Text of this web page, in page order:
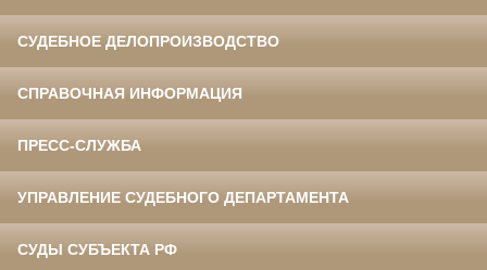
СУДЕБНОЕ ДЕЛОПРОИЗВОДСТВО
СПРАВОЧНАЯ ИНФОРМАЦИЯ
ПРЕСС-СЛУЖБА
УПРАВЛЕНИЕ СУДЕБНОГО ДЕПАРТАМЕНТА
СУДЫ СУБЪЕКТА РФ